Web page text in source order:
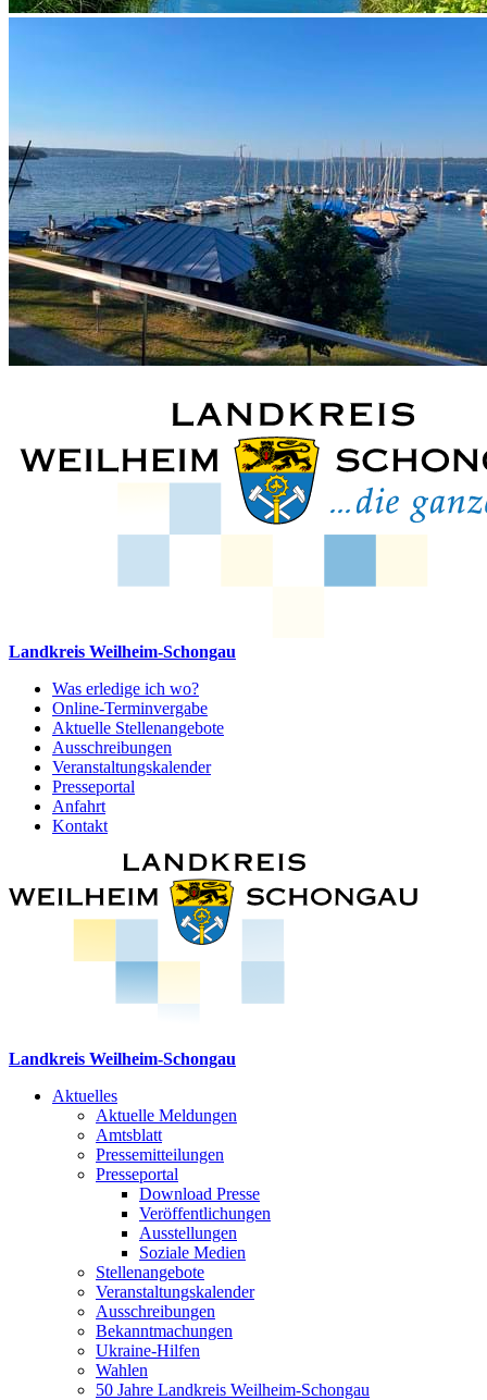
Landkreis Weilheim-Schongau
Was erledige ich wo?
Online-Terminvergabe
Aktuelle Stellenangebote
Ausschreibungen
Veranstaltungskalender
Presseportal
Anfahrt
Kontakt
Landkreis Weilheim-Schongau
Aktuelles
Aktuelle Meldungen
Amtsblatt
Pressemitteilungen
Presseportal
Download Presse
Veröffentlichungen
Ausstellungen
Soziale Medien
Stellenangebote
Veranstaltungskalender
Ausschreibungen
Bekanntmachungen
Ukraine-Hilfen
Wahlen
50 Jahre Landkreis Weilheim-Schongau